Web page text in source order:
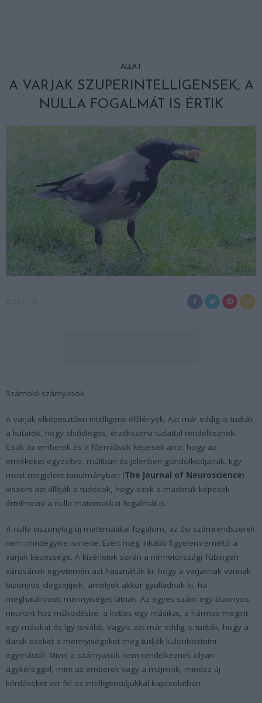
ÁLLAT
A VARJAK SZUPERINTELLIGENSEK, A
NULLA FOGALMÁT IS ÉRTIK
Számoló szárnyasok.
A varjak elképesztően intelligens élőlények. Azt már eddig is tudták
a kutatók, hogy elsődleges, érzékszervi tudattal rendelkeznek.
Csak az emberek és a főemlősök képesek arra, hogy az
emlékeket egyesítve, múltban és jelenben gondolkodjanak. Egy
most megjelent tanulmányban (The Journal of Neuroscience)
viszont azt állítják a tudósok, hogy ezek a madarak képesek
értelmezni a nulla matematikai fogalmát is.
A nulla viszonylag új matematikai fogalom, az ősi számrendszerek
nem mindegyike ismerte. Ezért még inkább figyelemreméltó a
varjak képessége. A kísérletek során a németországi Tübingen
városának egyetemén azt használták ki, hogy a varjaknak vannak
bizonyos idegsejtjeik, amelyek akkor gyulladnak ki, ha
meghatározott mennyiséget látnak. Az egyes szám egy bizonyos
neuront hoz működésbe, a kettes egy másikat, a hármas megint
egy másikat és így tovább. Vagyis azt már eddig is tudták, hogy a
darak ezeket a mennyiségeket meg tudják különböztetni
egymástól. Mivel a szárnyasok nem rendelkeznek olyan
agykéreggel, mint az emberek vagy a majmok, mindez új
kérdéseket vet fel az intelligenciájukkal kapcsolatban.